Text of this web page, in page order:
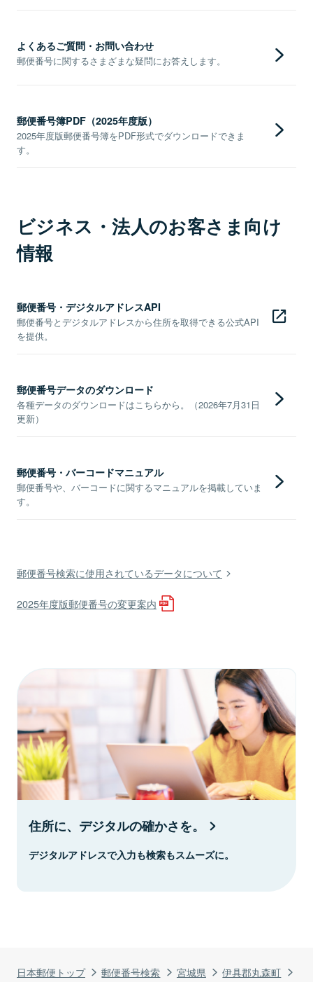
日本郵便トップ 郵便番号検索 宮城県
伊具郡丸森町
よくあるご質問・お問い合わせ
郵便番号に関するさまざまな疑問にお答えします。
郵便番号簿PDF（2025年度版）
2025年度版郵便番号簿をPDF形式でダウンロードできま
す。
ビジネス・法人のお客さま向け
情報
郵便番号・デジタルアドレスAPI
郵便番号とデジタルアドレスから住所を取得できる公式API
を提供。
郵便番号データのダウンロード
各種データのダウンロードはこちらから。（2026年7月31日
更新）
郵便番号・バーコードマニュアル
郵便番号や、バーコードに関するマニュアルを掲載していま
す。
郵便番号検索に使用されているデータについて
2025年度版郵便番号の変更案内
住所に、デジタルの確かさを。
デジタルアドレスで入力も検索もスムーズに。